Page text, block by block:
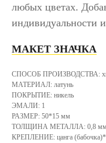
любых цветах.
индивидуальности
МАКЕТ ЗНАЧКА
СПОСОБ ПРОИЗВОДСТВА:
МАТЕРИАЛ: латунь
ПОКРЫТИЕ: никель
ЭМАЛИ: 1
РАЗМЕР: 50*15 мм
ТОЛЩИНА МЕТАЛЛА: 0,8 мм
КРЕПЛЕНИЕ: цанга